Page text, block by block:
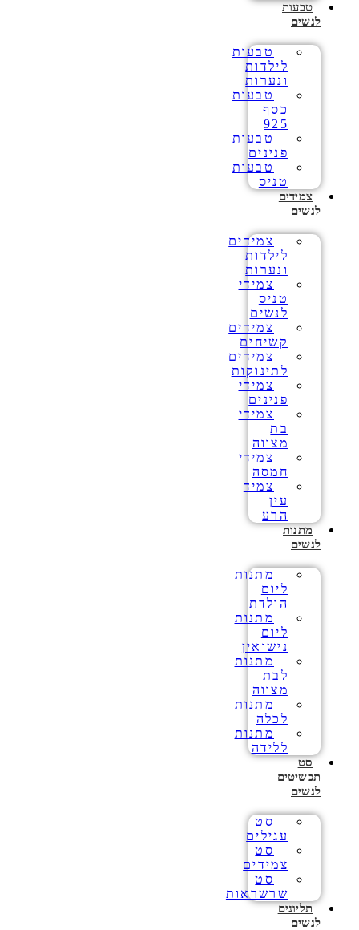
טבעות
לנשים
טבעות
לילדות
ונערות
טבעות
כסף
925
טבעות
פנינים
טבעות
טניס
צמידים
לנשים
צמידים
לילדות
ונערות
צמידי
טניס
לנשים
צמידים
קשיחים
צמידים
לתינוקות
צמידי
פנינים
צמידי
בת
מצווה
צמידי
חמסה
צמיד
עין
הרע
מתנות
לנשים
מתנות
ליום
הולדת
מתנות
ליום
נישואין
מתנות
לבת
מצווה
מתנות
לכלה
מתנות
ללידה
סט
תכשיטים
לנשים
סט
עגילים
סט
צמידים
סט
שרשראות
תליונים
לנשים